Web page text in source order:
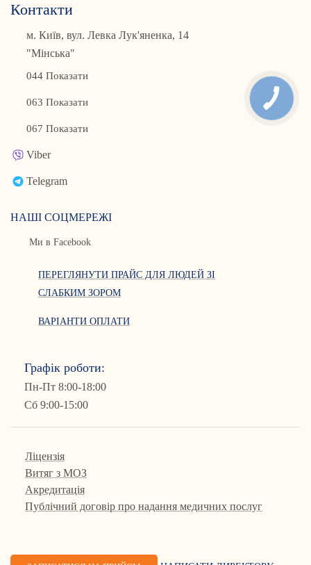
Графік роботи:
Пн-Пт 8:00-18:00
Сб 9:00-15:00
Ліцензія
Витяг з МОЗ
Акредитація
Публічний договір про надання медичних послуг
Контакти
м. Київ, вул. Левка Лук'яненка, 14
"Мінська"
044 Показати
063 Показати
067 Показати
Viber
Telegram
НАШІ СОЦМЕРЕЖІ
Ми в Facebook
ПЕРЕГЛЯНУТИ ПРАЙС ДЛЯ ЛЮДЕЙ ЗІ
СЛАБКИМ ЗОРОМ
ВАРІАНТИ ОПЛАТИ